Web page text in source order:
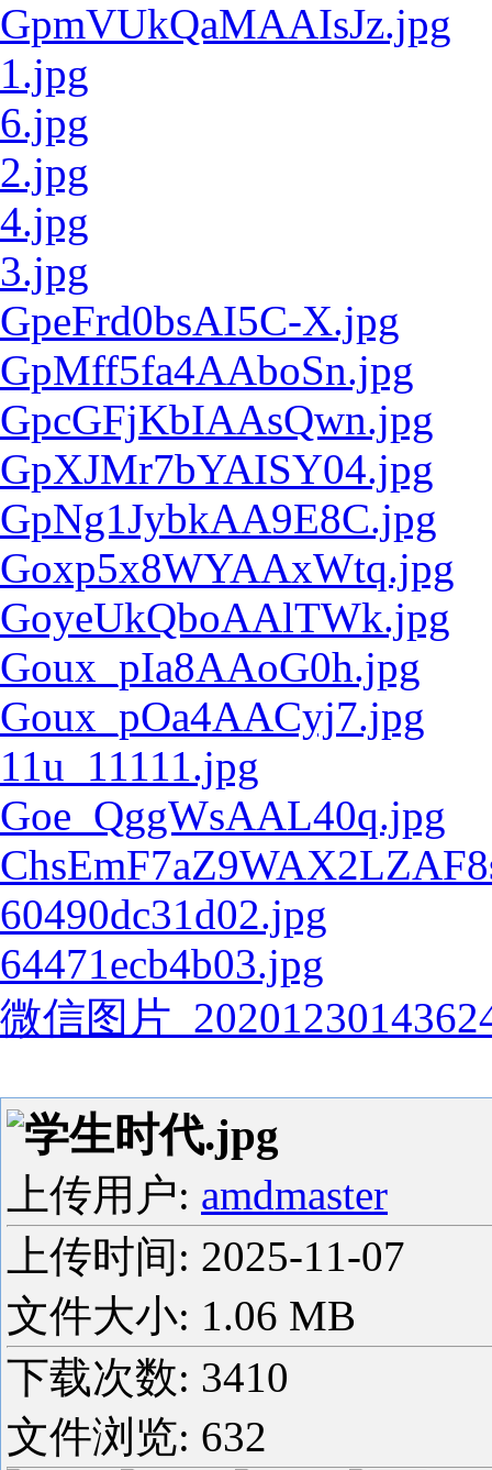
GpmVUkQaMAAIsJz.jpg
1.jpg
6.jpg
2.jpg
4.jpg
3.jpg
GpeFrd0bsAI5C-X.jpg
GpMff5fa4AAboSn.jpg
GpcGFjKbIAAsQwn.jpg
GpXJMr7bYAISY04.jpg
GpNg1JybkAA9E8C.jpg
Goxp5x8WYAAxWtq.jpg
GoyeUkQboAAlTWk.jpg
Goux_pIa8AAoG0h.jpg
Goux_pOa4AACyj7.jpg
11u_11111.jpg
Goe_QggWsAAL40q.jpg
60490dc31d02.jpg
64471ecb4b03.jpg
微信图片
学生时代.jpg
上传用户: amdmaster
上传时间: 2025-11-07
文件大小: 1.06 MB
下载次数: 3410
文件浏览: 632